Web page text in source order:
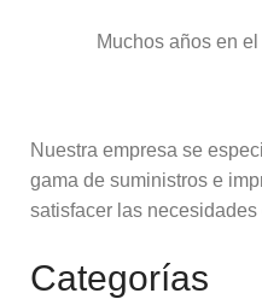
Muchos años en
Nuestra empresa se
gama de suministros e
satisfacer las
Categorías